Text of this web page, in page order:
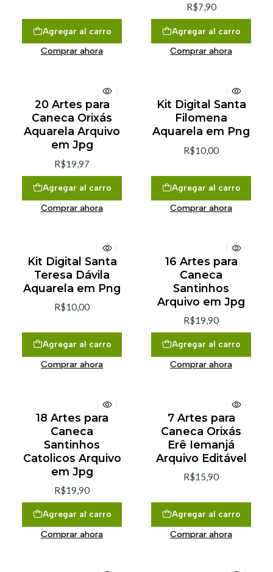
Agregar al carro
Comprar ahora
R$7,90
Agregar al carro
Comprar ahora
20 Artes para
Caneca Orixás
Aquarela Arquivo
em Jpg
R$19,97
Agregar al carro
Comprar ahora
Kit Digital Santa
Filomena
Aquarela em Png
R$10,00
Agregar al carro
Comprar ahora
Kit Digital Santa
Teresa Dávila
Aquarela em Png
R$10,00
Agregar al carro
Comprar ahora
16 Artes para
Caneca
Santinhos
Arquivo em Jpg
R$19,90
Agregar al carro
Comprar ahora
18 Artes para
Caneca
Santinhos
Catolicos Arquivo
em Jpg
R$19,90
Agregar al carro
Comprar ahora
7 Artes para
Caneca Orixás
Erê Iemanjá
Arquivo Editável
R$15,90
Agregar al carro
Comprar ahora